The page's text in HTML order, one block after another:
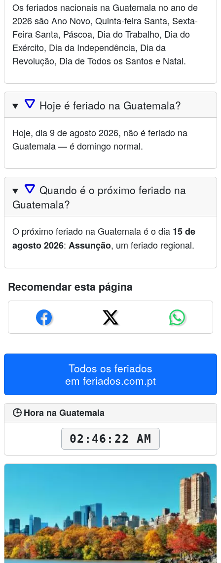
Os feriados nacionais na Guatemala no ano de
2026 são Ano Novo, Quinta-feira Santa, Sexta-
Feira Santa, Páscoa, Dia do Trabalho, Dia do
Exército, Dia da Independência, Dia da
Revolução, Dia de Todos os Santos e Natal.
🛆 Hoje é feriado na Guatemala?
Hoje, dia 9 de agosto 2026, não é feriado na
Guatemala — é domingo normal.
🛆 Quando é o próximo feriado na
Guatemala?
O próximo feriado na Guatemala é o dia 15 de
agosto 2026: Assunção, um feriado regional.
Recomendar esta página
Todos os feriados
em feriados.com.pt
🕒 Hora na Guatemala
02:46:23 AM